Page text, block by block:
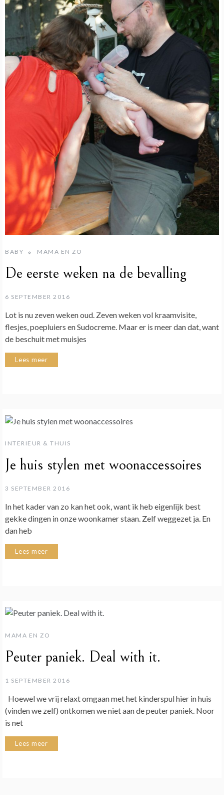
BABY MAMA EN ZO
De eerste weken na de bevalling
6 SEPTEMBER 2016
Lot is nu zeven weken oud. Zeven weken vol kraamvisite,
flesjes, poepluiers en Sudocreme. Maar er is meer dan dat, want
de beschuit met muisjes
Lees meer
INTERIEUR & THUIS
Je huis stylen met woonaccessoires
3 SEPTEMBER 2016
In het kader van zo kan het ook, want ik heb eigenlijk best
gekke dingen in onze woonkamer staan. Zelf weggezet ja. En
dan heb
Lees meer
MAMA EN ZO
Peuter paniek. Deal with it.
1 SEPTEMBER 2016
Hoewel we vrij relaxt omgaan met het kinderspul hier in huis
(vinden we zelf) ontkomen we niet aan de peuter paniek. Noor
is net
Lees meer